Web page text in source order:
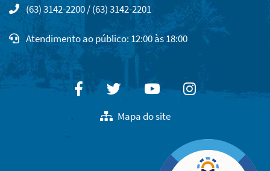
(63) 3142-2200 / (63) 3142-2201
Atendimento ao público: 12:00 às 18:00
FacebookTwitterYoutubeInstagram
Mapa do site